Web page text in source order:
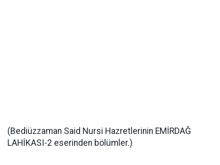
(Bediüzzaman Said Nursi Hazretlerinin EMİRDAĞ
LAHİKASI-2 eserinden bölümler.)